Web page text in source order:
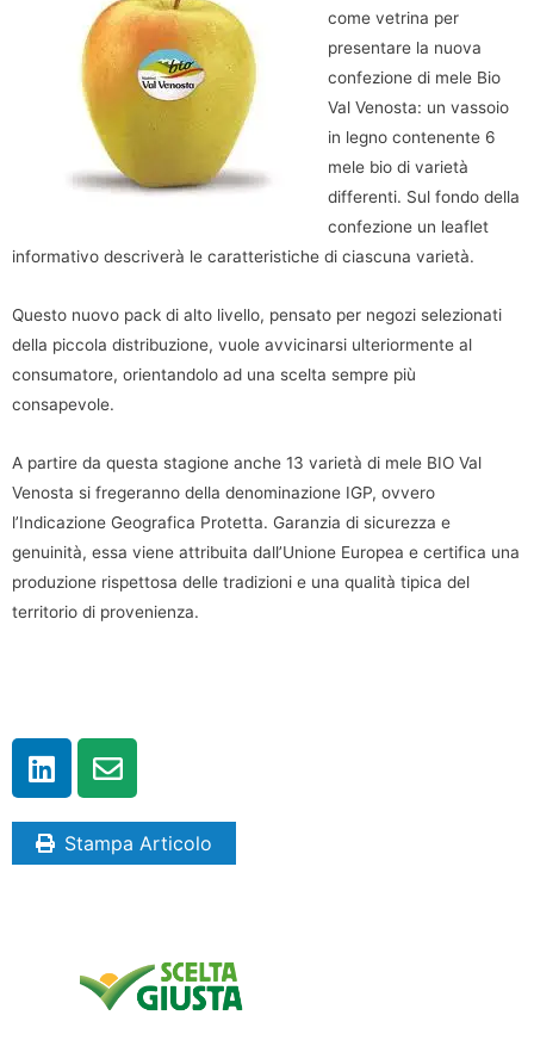
come vetrina per
presentare la nuova
confezione di mele Bio
Val Venosta: un vassoio
in legno contenente 6
mele bio di varietà
differenti. Sul fondo della
confezione un leaflet
informativo descriverà le caratteristiche di ciascuna varietà.
Questo nuovo pack di alto livello, pensato per negozi selezionati
della piccola distribuzione, vuole avvicinarsi ulteriormente al
consumatore, orientandolo ad una scelta sempre più
consapevole.
A partire da questa stagione anche 13 varietà di mele BIO Val
Venosta si fregeranno della denominazione IGP, ovvero
l’Indicazione Geografica Protetta. Garanzia di sicurezza e
genuinità, essa viene attribuita dall’Unione Europea e certifica una
produzione rispettosa delle tradizioni e una qualità tipica del
territorio di provenienza.
Stampa Articolo